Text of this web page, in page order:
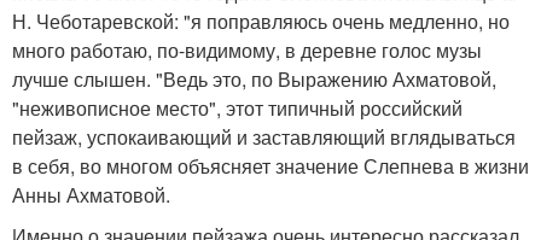
Н. Чеботаревской: "я поправляюсь очень медленно, но
много работаю, по-видимому, в деревне голос музы
лучше слышен. "Ведь это, по Выражению Ахматовой,
"неживописное место", этот типичный российский
пейзаж, успокаивающий и заставляющий вглядываться
в себя, во многом объясняет значение Слепнева в жизни
Анны Ахматовой.